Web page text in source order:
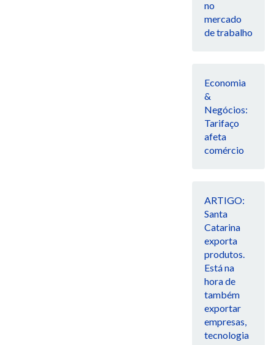
no
mercado
de trabalho
Economia
&
Negócios:
Tarifaço
afeta
comércio
ARTIGO:
Santa
Catarina
exporta
produtos.
Está na
hora de
também
exportar
empresas,
tecnologia